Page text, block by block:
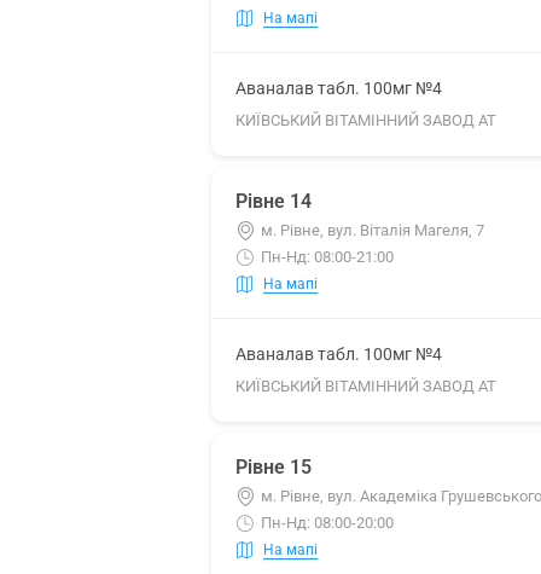
На мапі
Аваналав табл. 100мг №4
КИЇВСЬКИЙ ВІТАМІННИЙ ЗАВОД АТ
Рівне 14
м. Рівне, вул. Віталія Магеля, 7
Пн-Нд: 08:00-21:00
На мапі
Аваналав табл. 100мг №4
КИЇВСЬКИЙ ВІТАМІННИЙ ЗАВОД АТ
Рівне 15
м. Рівне, вул. Академіка
Пн-Нд: 08:00-20:00
На мапі